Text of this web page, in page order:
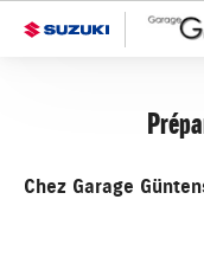
Chez Garage